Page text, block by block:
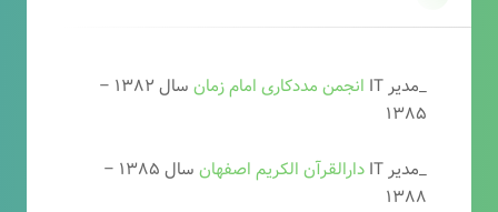
_مدیر IT انجمن مددکاری امام زمان
سال ۱۳۸۲ –
۱۳۸۵
_مدیر IT
دارالقرآن الکریم اصفهان
سال ۱۳۸۵ –
۱۳۸۸